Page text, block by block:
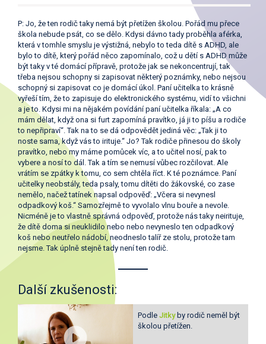
P: Jo, že ten rodič taky nemá být přetížen školou. Pořád mu přece
škola nebude psát, co se dělo. Kdysi dávno tady proběhla aférka,
která v tomhle smyslu je výstižná, nebylo to teda dítě s ADHD, ale
bylo to dítě, který pořád něco zapomínalo, což u dětí s ADHD může
být taky v té domácí přípravě, protože jak se nekoncentrují, tak
třeba nejsou schopny si zapisovat některý poznámky, nebo nejsou
schopný si zapisovat co je domácí úkol. Paní učitelka to krásně
vyřeší tím, že to zapisuje do elektronického systému, vidí to všichni
a je to. Kdysi mi na nějakém povídání paní učitelka říkala: „A co
mám dělat, když ona si furt zapomíná pravítko, já ji to píšu a rodiče
to nepřipraví“. Tak na to se dá odpovědět jediná věc: „Tak ji to
noste sama, když vás to irituje.“ Jo? Tak rodiče přinesou do školy
pravítko, nebo my máme pomůcek víc, a to učitel nosí, pak to
vybere a nosí to dál. Tak a tím se nemusí vůbec rozčilovat. Ale
vrátím se zpátky k tomu, co sem chtěla říct. K té poznámce. Paní
učitelky neobstály, teda psaly, tomu dítěti do žákovské, co zase
nemělo, načež tatínek napsal odpověď: „Včera si nevynesl
odpadkový koš.“ Samozřejmě to vyvolalo vlnu bouře a nevole.
Nicméně je to vlastně správná odpověď, protože nás taky neirituje,
že dítě doma si neuklidilo nebo nebo nevyneslo ten odpadkový
koš nebo neutřelo nádobí, neodneslo talíř ze stolu, protože tam
nejsme. Tak úplně stejně tady není ten rodič.
Další zkušenosti:
Podle Jitky by rodič neměl být
školou přetížen.